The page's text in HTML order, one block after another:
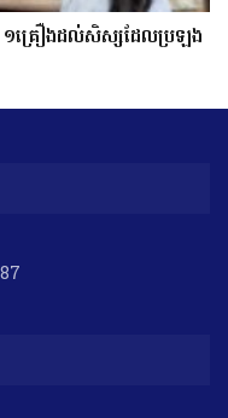
តូ ១គ្រឿងដល់សិស្សដែលប្រឡង